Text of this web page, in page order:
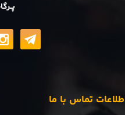
تماس با ما